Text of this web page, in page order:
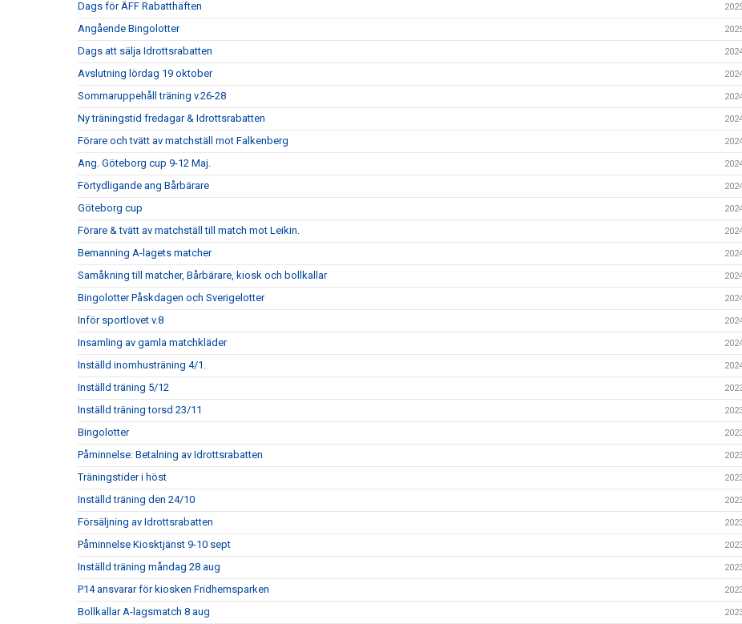
Dags för ÄFF Rabatthäften
Angående Bingolotter
Dags att sälja Idrottsrabatten
Avslutning lördag 19 oktober
Sommaruppehåll träning v.26-28
Ny träningstid fredagar & Idrottsrabatten
Förare och tvätt av matchställ mot Falkenberg
Ang. Göteborg cup 9-12 Maj.
Förtydligande ang Bårbärare
Göteborg cup
Förare & tvätt av matchställ till match mot Leikin.
Bemanning A-lagets matcher
Samåkning till matcher, Bårbärare, kiosk och bollkallar
Bingolotter Påskdagen och Sverigelotter
Inför sportlovet v.8
Insamling av gamla matchkläder
Inställd inomhusträning 4/1.
Inställd träning 5/12
Inställd träning torsd 23/11
Bingolotter
Påminnelse: Betalning av Idrottsrabatten
Träningstider i höst
Inställd träning den 24/10
Försäljning av Idrottsrabatten
Påminnelse Kiosktjänst 9-10 sept
Inställd träning måndag 28 aug
P14 ansvarar för kiosken Fridhemsparken
Bollkallar A-lagsmatch 8 aug